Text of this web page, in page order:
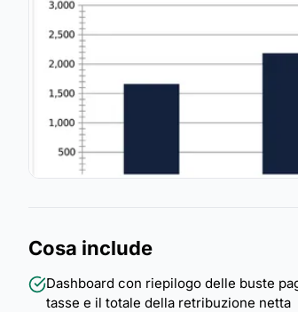
Cosa include
Dashboard con riepilogo delle buste
tasse e il totale della retribuzione netta